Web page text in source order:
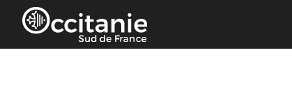
Panneau de gestion des cookies